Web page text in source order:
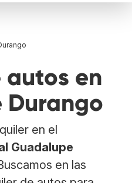
en
en el
Guadalupe
en las